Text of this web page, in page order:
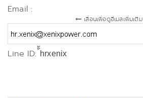
Email :
เลื่อนเพื่อดูอีเมลเพิ่มเติม
Line ID: ้้hrxenix